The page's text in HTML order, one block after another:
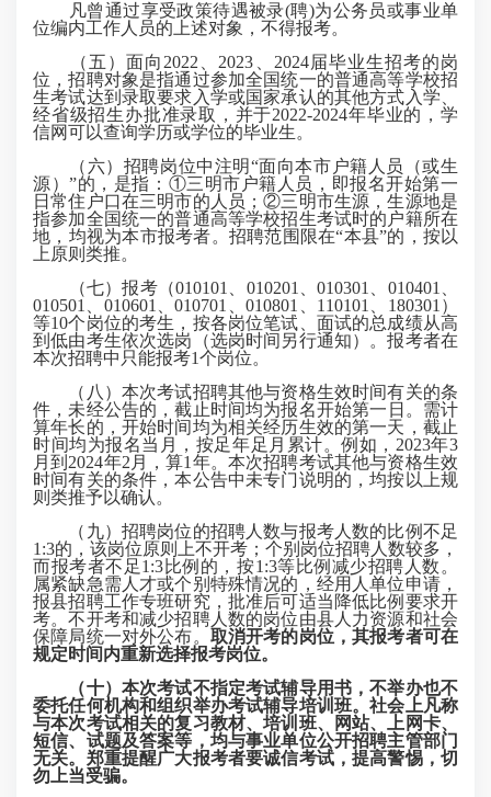
凡曾通过享受政策待遇被录(聘)为公务员或事业单
位编内工作人员的上述对象，不得报考。
（五）面向2022、2023、2024届毕业生招考的岗
位，招聘对象是指通过参加全国统一的普通高等学校招
生考试达到录取要求入学或国家承认的其他方式入学、
经省级招生办批准录取，并于2022-2024年毕业的，学
信网可以查询学历或学位的毕业生。
（六）招聘岗位中注明“面向本市户籍人员（或生
源）”的，是指：①三明市户籍人员，即报名开始第一
日常住户口在三明市的人员；②三明市生源，生源地是
指参加全国统一的普通高等学校招生考试时的户籍所在
地，均视为本市报考者。招聘范围限在“本县”的，按以
上原则类推。
（七）报考（010101、010201、010301、010401、
010501、010601、010701、010801、110101、180301）
等10个岗位的考生，按各岗位笔试、面试的总成绩从高
到低由考生依次选岗（选岗时间另行通知）。报考者在
本次招聘中只能报考1个岗位。
（八）本次考试招聘其他与资格生效时间有关的条
件，未经公告的，截止时间均为报名开始第一日。需计
算年长的，开始时间均为相关经历生效的第一天， 截止
时间均为报名当月，按足年足月累计。例如，2023年3
月到2024年2月，算1年。本次招聘考试其他与资格生效
时间有关的条件，本公告中未专门说明的，均按以上规
则类推予以确认。
（九）招聘岗位的招聘人数与报考人数的比例不足
1:3的，该岗位原则上不开考；个别岗位招聘人数较多，
而报考者不足1:3比例的，按1:3等比例减少招聘人数。
属紧缺急需人才或个别特殊情况的，经用人单位申请，
报县招聘工作专班研究，批准后可适当降低比例要求开
考。不开考和减少招聘人数的岗位由县人力资源和社会
保障局统一对外公布。 取消开考的岗位，其报考者可在
规定时间内重新选择报考岗位。
（十）本次考试不指定考试辅导用书，不举办也不
委托任何机构和组织举办考试辅导培训班。社会上凡称
与本次考试相关的复习教材、培训班、网站、上网卡、
短信、试题及答案等，均与事业单位公开招聘主管部门
无关。郑重提醒广大报考者要诚信考试，提高警惕，切
勿上当受骗。